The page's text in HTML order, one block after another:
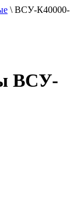
\ ВСУ-К40000-
ВСУ-